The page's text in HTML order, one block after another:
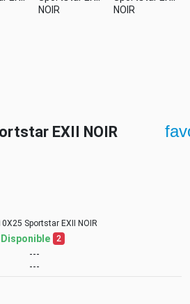
EXII NOIR
Sportstar EXII NOIR
Disponible 2
---
---